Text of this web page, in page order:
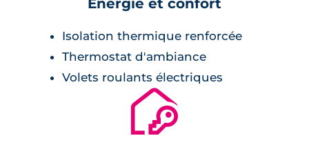
Isolation thermique renforcée
Thermostat d'ambiance
Volets roulants électriques
🔐